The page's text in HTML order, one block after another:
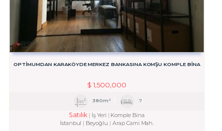
OPTİMUMDAN KARAKÖYDE MERKEZ BANKASINA KOMŞU KOMPLE BİNA
$ 1,500,000
380m² 7
Satılık İş Yeri
Komple Bina
İstanbul
Beyoğlu Arap Cami Mah.